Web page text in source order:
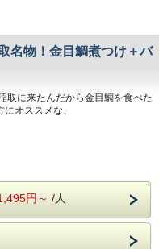
！
までにご到着ください。
洋・中のバイキング料理
トドリンク飲み放題！
名物！金目鯛煮つけ＋バ
取に来たんだから金目鯛を食べた
オススメな、
辛い濃厚なタレで煮付けた、ボ
、追加一品料理として「金目鯛の
付の一品料理。予約を取り忘れ
円～ /人